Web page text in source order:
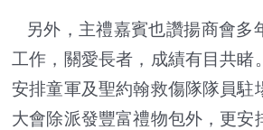
另外，主禮嘉賓也讚揚商會多
工作，關愛長者，成績有目共睹
安排童軍及聖約翰救傷隊隊員駐
大會除派發豐富禮物包外，更安